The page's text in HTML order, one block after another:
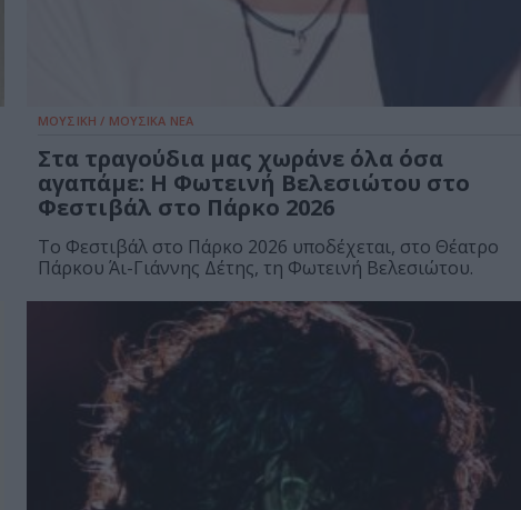
ΜΟΥΣΙΚΗ / ΜΟΥΣΙΚΑ ΝΕΑ
Στα τραγούδια μας χωράνε όλα όσα
αγαπάμε: Η Φωτεινή Βελεσιώτου στο
Φεστιβάλ στο Πάρκο 2026
Το Φεστιβάλ στο Πάρκο 2026 υποδέχεται, στο Θέατρο
Πάρκου Άι-Γιάννης Δέτης, τη Φωτεινή Βελεσιώτου.